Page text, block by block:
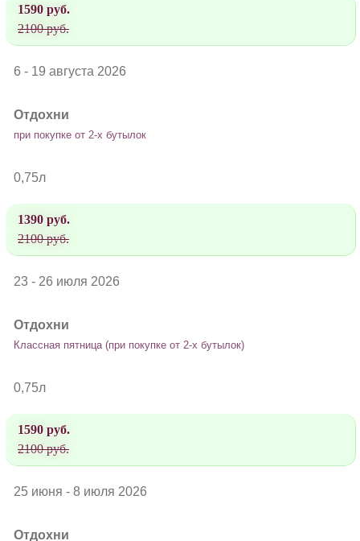
1590 руб.
2100 руб.
6 - 19 августа 2026
Отдохни
при покупке от 2-х бутылок
0,75л
1390 руб.
2100 руб.
23 - 26 июля 2026
Отдохни
Классная пятница (при покупке от 2-х бутылок)
0,75л
1590 руб.
2100 руб.
25 июня - 8 июля 2026
Отдохни